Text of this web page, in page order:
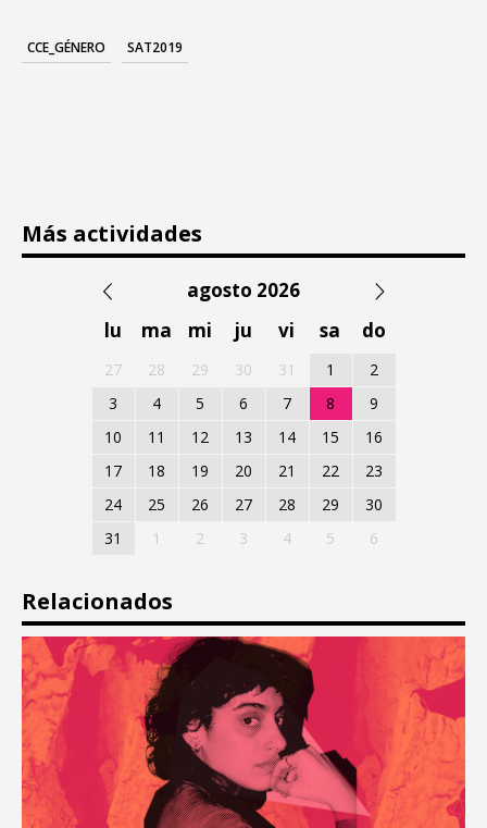
CCE_GÉNERO SAT2019
Más actividades
agosto 2026
lu
ma mi ju vi sa do
27 28 29 30 31 1
2
3
4 5 6 7 8
9
10
11 12 13 14 15
16
17
18 19 20 21 22
23
24
25 26 27 28 29
30
31
1 2 3 4 5 6
Relacionados